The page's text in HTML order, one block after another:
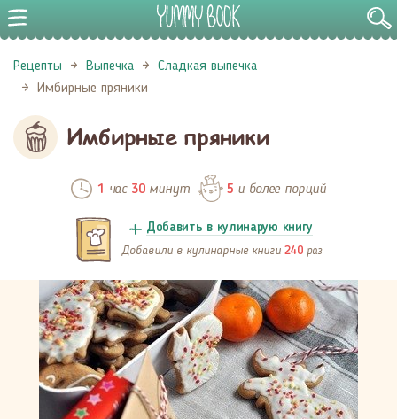
Рецепты Выпечка
Сладкая выпечка
Имбирные пряники
Имбирные пряники
1 час 30минут 5 и более порций
Добавить в кулинарую книгу
Добавили в кулинарные книги 240 раз